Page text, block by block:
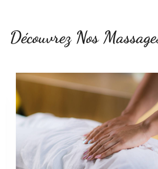
Découvrez Nos